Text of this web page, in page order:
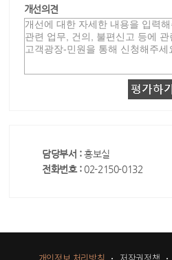
개선의견
담당부서 :홍보실
전화번호 : 02-2150-0132